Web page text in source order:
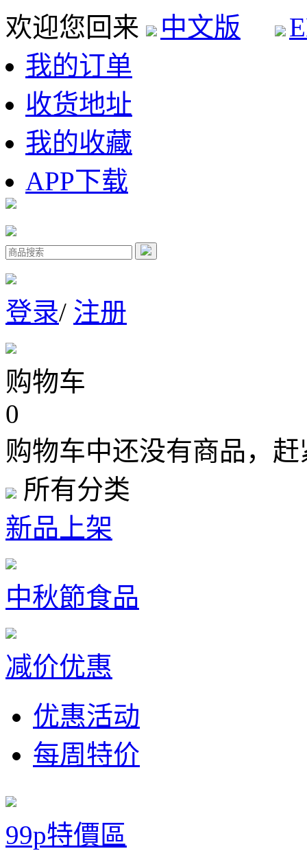
欢迎您回来 中文版
我的订单
收货地址
我的收藏
APP下载
登录/ 注册
购物车
0
购物车中还没有商品，
所有分类
新品上架
中秋節食品
减价优惠
优惠活动
每周特价
99p特價區